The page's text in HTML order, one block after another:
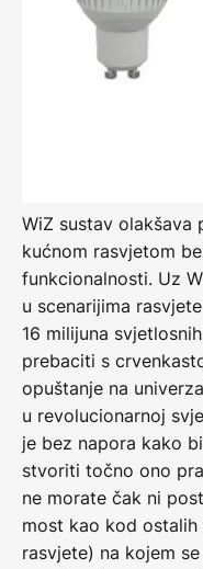
WiZ sustav olakšava
kućnom rasvjetom
funkcionalnosti. Uz
u scenarijima
16 milijuna
prebaciti s
opuštanje na
u revolucionarnoj
je bez napora kako
stvoriti točno ono
ne morate čak ni
most kao kod ostalih
rasvjete) na kojem